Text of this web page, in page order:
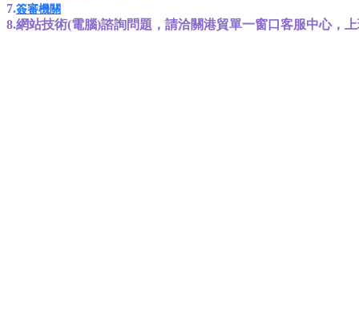
7.簽審機關
8.網站技術(電腦)諮詢問題，請洽關港貿單一窗口客服中心